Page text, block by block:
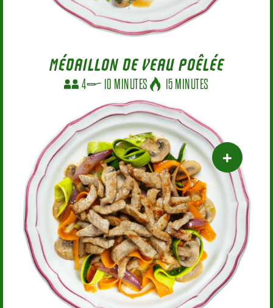
MÉDAILLON DE VEAU POÊLÉE
4 10 MINUTES 15 MINUTES